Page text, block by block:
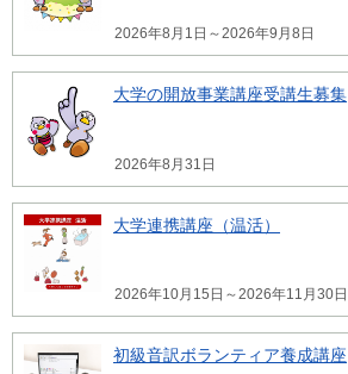
2026年8月1日～2026年9月8日
大学の開放事業講座受講生募集
2026年8月31日
大学連携講座（温活）
2026年10月15日～2026年11月30日
初級音訳ボランティア養成講座